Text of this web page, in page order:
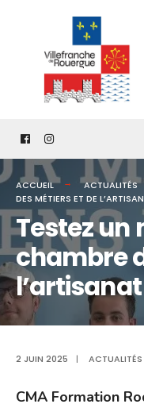
content
ACCUEIL ACTUALITÉS
DES MÉTIERS ET DE
Testez un
chambre
l’artisanat
2 JUIN 2025 | ACTUALITÉS
CMA Formation